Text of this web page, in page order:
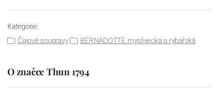
Kategorie:
Čajové soupravy
BERNADOTTE myslivecká a rybářská
O značce Thun 1794